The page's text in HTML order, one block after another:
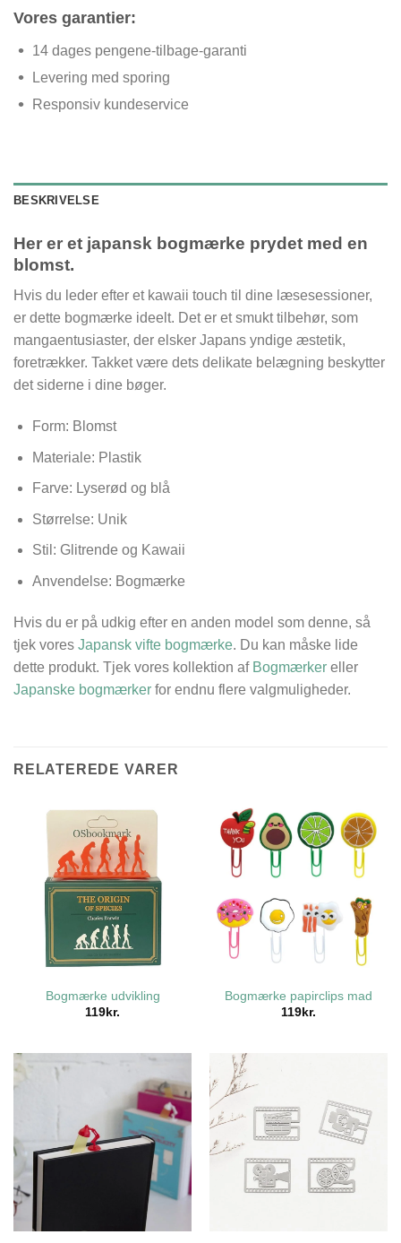
Vores garantier:
14 dages pengene-tilbage-garanti
Levering med sporing
Responsiv kundeservice
BESKRIVELSE
Her er et japansk bogmærke prydet med en
blomst.
Hvis du leder efter et kawaii touch til dine læsesessioner,
er dette bogmærke ideelt. Det er et smukt tilbehør, som
mangaentusiaster, der elsker Japans yndige æstetik,
foretrækker. Takket være dets delikate belægning beskytter
det siderne i dine bøger.
Form: Blomst
Materiale: Plastik
Farve: Lyserød og blå
Størrelse: Unik
Stil: Glitrende og Kawaii
Anvendelse: Bogmærke
Hvis du er på udkig efter en anden model som denne, så
tjek vores Japansk vifte bogmærke. Du kan måske lide
dette produkt. Tjek vores kollektion af Bogmærker eller
Japanske bogmærker for endnu flere valgmuligheder.
RELATEREDE VARER
Bogmærke udvikling
119 kr.
Bogmærke papirclips mad
119 kr.